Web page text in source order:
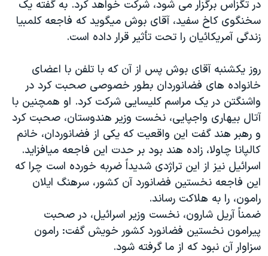
فرهنگ و زندگی
حقوق شهروندی
علم و فناوری
اسرائیل در جنگ
گالری عکس
آرشیو پخش زنده
مستندها
انتخابات ریاست جمهوری آمریکا ۲۰۲۴
رمز مهسا
ورزش زنان در ایران
اعتراضات زن، زندگی، آزادی
مجموعه مستندهای دادخواهی
تریبونال مردمی آبان ۹۸
دادگاه حمید نوری
چهل سال گروگان‌گیری
قانون شفافیت دارائی کادر رهبری ایران
اعتراضات مردمی آبان ۹۸
دنبال کنید
زبانهای مختلف
در تگزاس برگزار می شود، شرکت خواهد کرد. به گفته يک
سخنگوی کاخ سفيد، آقای بوش ميگويد که فاجعه کلمبيا
زندگی آمريکائيان را تحت تأثير قرار داده است.
روز يکشنبه آقای بوش پس از آن که با تلفن با اعضای
خانواده های فضانوردان بطور خصوصی صحبت کرد در
واشنگتن در يک مراسم کليسايی شرکت کرد. او همچنين با
آتال بيهاری واجپايی، نخست وزير هندوستان، صحبت کرد
و رهبر هند گفت اين واقعيت که يکی از فضانوردان، خانم
کالپانا چاولا، زاده هند بود بر حدت اين فاجعه ميافزايد.
اسرائيل نيز از اين تراژدی شديداً ضربه خورده است چرا که
اين فاجعه نخستين فضانورد آن کشور، سرهنگ ايلان
رامون، را به هلاکت رساند.
ضمناً آريل شارون، نخست وزير اسرائيل، در صحبت
پيرامون نخستين فضانورد کشور خويش گفت: رامون
سزاوار آن نبود که از ما گرفته شود.